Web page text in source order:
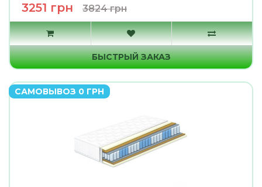
3251 грн 3824 грн
БЫСТРЫЙ ЗАКАЗ
САМОВЫВОЗ 0 ГРН